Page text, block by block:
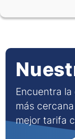
VND
ZAR
Encuentra
más
mejor tarifa